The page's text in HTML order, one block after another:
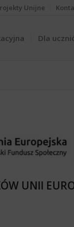
Unijne
Dla
UNII